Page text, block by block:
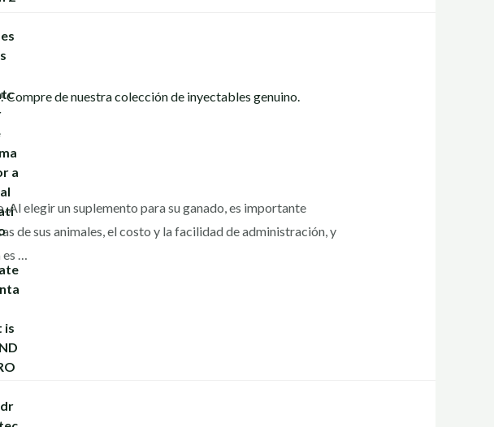
elegir un suplemento para su ganado, es importante
de sus animales, el costo y la facilidad de administración, y
…